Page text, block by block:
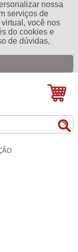
nossa
serviços de
você nos
do cookies e
de dúvidas,